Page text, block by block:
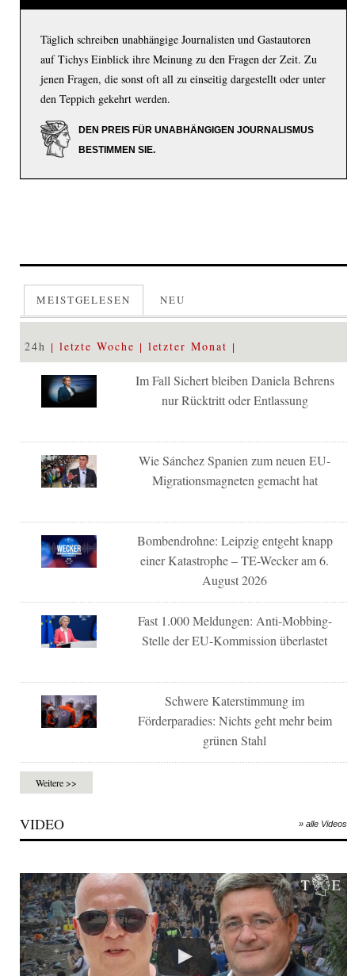
Täglich schreiben unabhängige Journalisten und Gastautoren
auf Tichys Einblick ihre Meinung zu den Fragen der Zeit. Zu
jenen Fragen, die sonst oft all zu einseitig dargestellt oder unter
den Teppich gekehrt werden.
DEN PREIS FÜR UNABHÄNGIGEN JOURNALISMUS
BESTIMMEN SIE.
MEISTGELESEN NEU
24h letzte Woche letzter Monat
Im Fall Sichert bleiben Daniela Behrens
nur Rücktritt oder Entlassung
Wie Sánchez Spanien zum neuen EU-
Migrationsmagneten gemacht hat
Bombendrohne: Leipzig entgeht knapp
einer Katastrophe – TE-Wecker am 6.
August 2026
Fast 1.000 Meldungen: Anti-Mobbing-
Stelle der EU-Kommission überlastet
Schwere Katerstimmung im
Förderparadies: Nichts geht mehr beim
grünen Stahl
Weitere >>
VIDEO » alle Videos